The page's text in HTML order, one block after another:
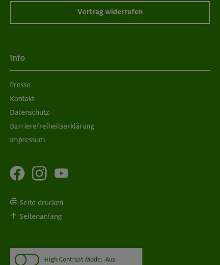
Vertrag widerrufen
Info
Presse
Kontakt
Datenschutz
Barrierefreiheitserklärung
Impressum
Seite drucken
Seitenanfang
High Contrast Mode: Aus